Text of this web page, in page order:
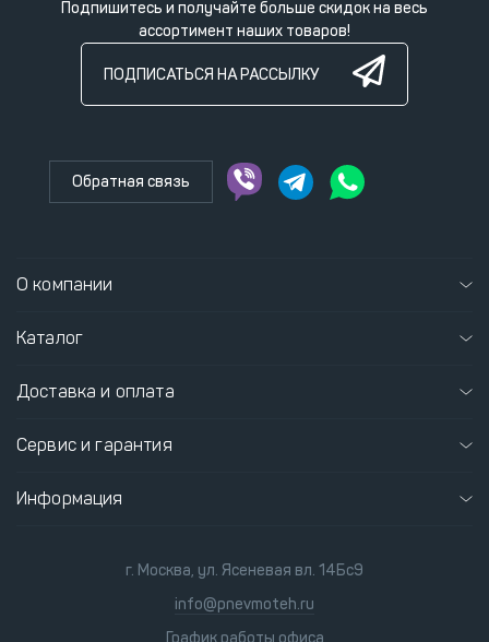
Подпишитесь и получайте больше скидок на весь
ассортимент наших товаров!
ПОДПИСАТЬСЯ НА РАССЫЛКУ
Обратная связь
О компании
Каталог
Доставка и оплата
Сервис и гарантия
Информация
г. Москва, ул. Ясеневая вл. 14Бс9
info@pnevmoteh.ru
График работы офиса